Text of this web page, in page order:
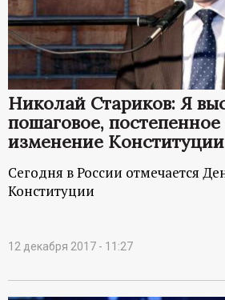
Николай Стариков: Я
пошаговое, постепенное
изменение Конституции
Сегодня в России отмечается
Конституции
12 декабря 2017 - 11:27